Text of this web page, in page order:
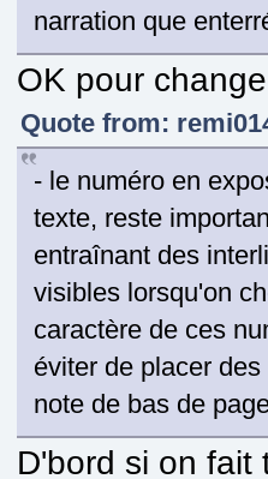
narration que
OK pour
Quote from:
- le numéro en
texte, reste
entraînant des
visibles lorsqu'on
caractère de ces
éviter de placer
note de bas de
D'bord si on